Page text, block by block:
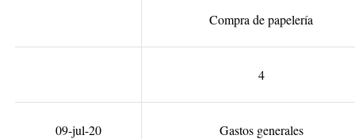
Compra de papelería
4
09-jul-20 Gastos generales